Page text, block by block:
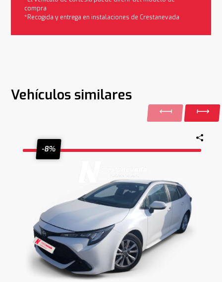
compra
*Recogida y entrega en instalaciones de Crestanevada
Vehículos similares
-8%